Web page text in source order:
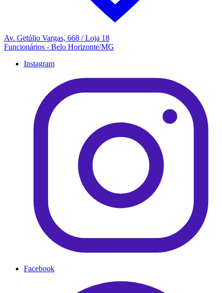
Av. Getúlio Vargas, 668 / Loja 18
Funcionários - Belo Horizonte/MG
Instagram
Facebook